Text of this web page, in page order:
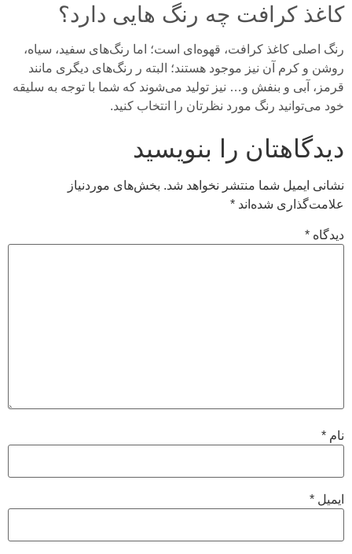
کاغذ کرافت چه رنگ هایی دارد؟
رنگ اصلی کاغذ کرافت، قهوه‌ای است؛ اما رنگ‌های سفید، سیاه،
روشن و کرم آن نیز موجود هستند؛ البته ر رنگ‌های دیگری مانند
قرمز، آبی و بنفش و… نیز تولید می‌شوند که شما با توجه به سلیقه
خود می‌توانید رنگ مورد نظرتان را انتخاب کنید.
دیدگاهتان را بنویسید
نشانی ایمیل شما منتشر نخواهد شد. بخش‌های موردنیاز
علامت‌گذاری شده‌اند *
دیدگاه *
نام *
ایمیل *